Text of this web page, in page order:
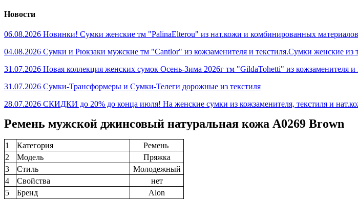
Новости
06.08.2026 Новинки! Сумки женские тм "PalinaElterou" из нат.кожи и комбинированных материалов
04.08.2026 Сумки и Рюкзаки мужские тм "Cantlor" из кожзаменителя и текстиля.Сумки женские из
31.07.2026 Новая коллекция женских сумок Осень-Зима 2026г тм "GildaTohetti" из кожзаменителя и
31.07.2026 Сумки-Трансформеры и Сумки-Телеги дорожные из текстиля
28.07.2026 СКИДКИ до 20% до конца июля! На женские сумки из кожзаменителя, текстиля и
Ремень мужской джинсовый натуральная кожа A0269 Brown
1 Категория
Ремень
2
Модель
Пряжка
3
Стиль
Молодежный
4
Свойства
нет
5
Бренд
Alon